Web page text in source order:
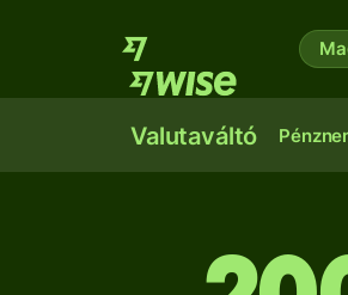
Valutaváltó